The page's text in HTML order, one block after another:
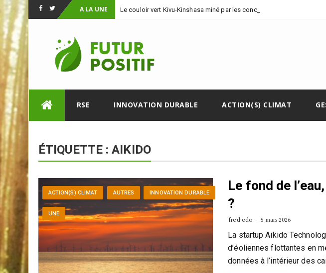
FacebookTwitter A LA UNE Le couloir vert Kivu-Kinshasa miné par les concessions pé
RSE INNOVATION DURABLE ACTION(S) CLIMAT
ÉTIQUETTE :AIKIDO
ACTION(S) CLIMAT AUTRES INNOVATION DURABLE
UNE
Le fond de
?
fred edo 5 mars 2026
La startup Aikido
d’éoliennes flottantes en
données à l’intérieur des